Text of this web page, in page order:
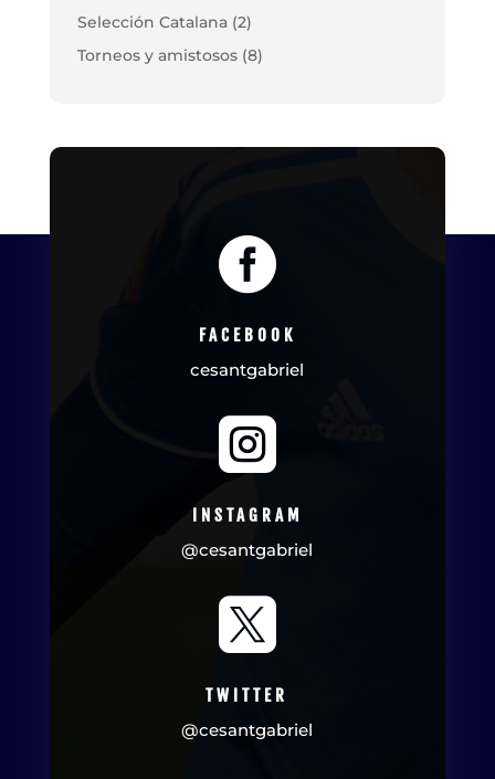
Selección Catalana (2)
Torneos y amistosos(8)

FACEBOOK
cesantgabriel

INSTAGRAM
@cesantgabriel

TWITTER
@cesantgabriel